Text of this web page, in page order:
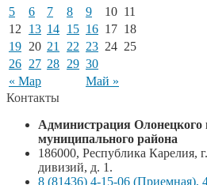
« Мар Май »
5
6 7 8 9 10 11
12
13 14 15 16 17 18
19 20 21 22 23 24 25
26 27 28 29 30
Контакты
Администрация Олонецкого
муниципального района
186000, Республика Карелия,
дивизий, д. 1.
8 (81436) 4-15-06 (Приемная),